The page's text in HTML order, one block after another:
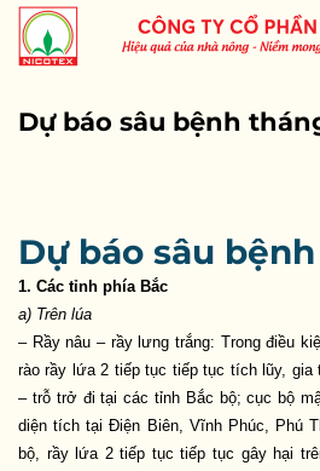
Skip
content
Dự báo sâu bệnh
Dự báo sâu
1. Các tỉnh phía Bắc
a) Trên lúa
– Rầy nâu – rầy lưng trắng: Trong điều
rào rầy lứa 2 tiếp tục tiếp tục tích lũy, gia
– trỗ trở đi tại các tỉnh Bắc bộ; cục bộ
diện tích tại Điện Biên, Vĩnh Phúc, Phú
bộ, rầy lứa 2 tiếp tục tiếp tục gây hại